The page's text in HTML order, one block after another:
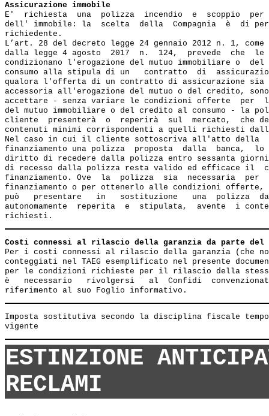
Assicurazione immobile
E'  richiesta  una  polizza  incendio  e  scoppio
dell' immobile: la  scelta  della  Compagnia  è  di
richiedente.
L’art. 28 del decreto legge 24 gennaio 2012 n. 1,
dalla legge 4 agosto  2017  n.  124,  prevede  che  le
condizionano l'erogazione del mutuo immobiliare o
consumo alla stipula di un   contratto  di
qualora l'offerta di un contratto di assicurazione sia
accessoria all'erogazione del mutuo o del credito,
accettare - senza variare le condizioni offerte  per
del mutuo immobiliare o del credito al consumo - la
cliente  presenterà  o  reperirà  sul  mercato,  che
contenuti minimi corrispondenti a quelli richiesti
Nel caso in cui il cliente sottoscriva all'atto della
finanziamento una polizza  proposta  dalla  banca,
diritto di recedere dalla polizza entro sessanta
di recesso dalla polizza resta valido ed efficace il
finanziamento. Ove  la  polizza  sia  necessaria
finanziamento o per ottenerlo alle condizioni
può   presentare   in   sostituzione   una  polizza
autonomamente  reperita  e  stipulata,  avente  i
Costi connessi al rilascio della garanzia da parte del
Per i costi connessi al rilascio della garanzia (che
conteggiati nel TAEG esemplificato nel presente
per le condizioni richieste per il rilascio della
è   necessario   rivolgersi   al  Confidi
Imposta sostitutiva secondo la disciplina fiscale
ESTINZIONE
RECLAMI